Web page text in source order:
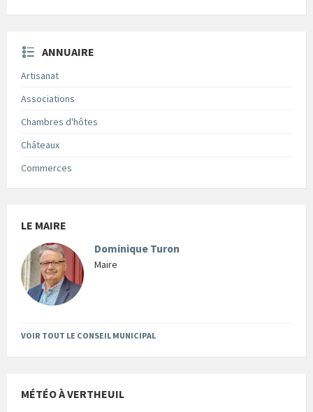
ANNUAIRE
Artisanat
Associations
Chambres d'hôtes
Châteaux
Commerces
LE MAIRE
Dominique Turon
Maire
VOIR TOUT LE CONSEIL MUNICIPAL
MÉTÉO À VERTHEUIL